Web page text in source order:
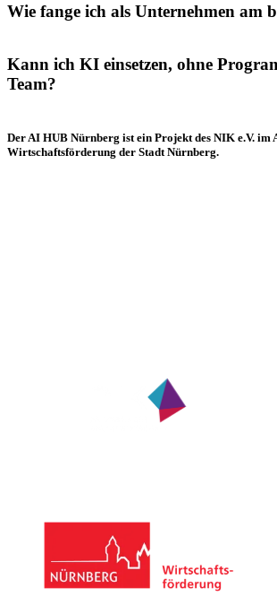
Wie fange ich als Unternehmen am
Kann ich KI einsetzen, ohne
Team?
Der AI HUB Nürnberg ist ein Projekt des NIK e.V. im
Wirtschaftsförderung der Stadt Nürnberg.